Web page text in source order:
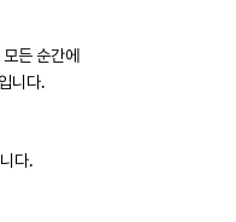
든 순간에
니다.
다.